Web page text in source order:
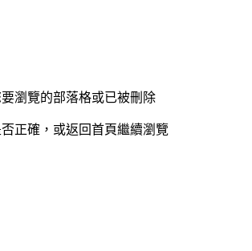
瀏覽的部落格或已被刪除
正確，或返回首頁繼續瀏覽